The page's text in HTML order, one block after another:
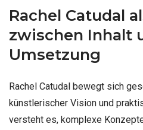
Rachel Catudal
zwischen Inhalt
Umsetzung
Rachel Catudal bewegt sich
künstlerischer Vision und
versteht es, komplexe